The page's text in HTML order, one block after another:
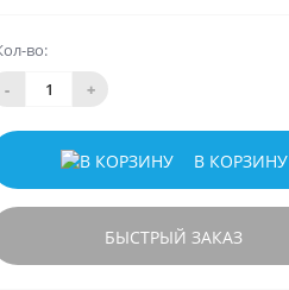
во:
-
+
В КОРЗИНУ
БЫСТРЫЙ ЗАКАЗ